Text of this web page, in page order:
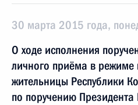
30 марта 2015 года,
О ходе исполнения
личного приёма в режиме
жительницы Республики
по поручению